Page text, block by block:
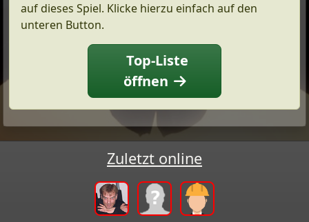
auf dieses Spiel. Klicke hierzu einfach auf den
unteren Button.
Top-Liste
öffnen
Zuletzt online